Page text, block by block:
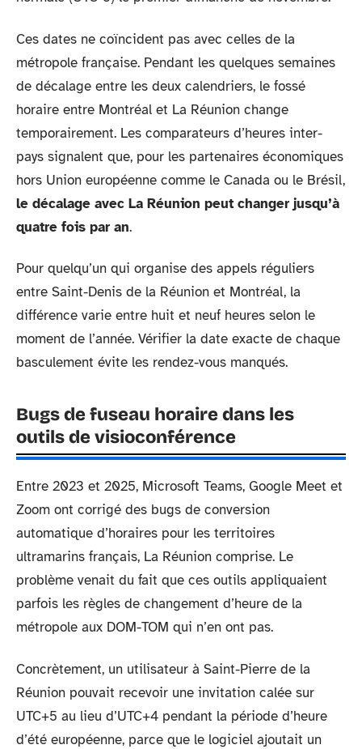
Ces dates ne coïncident pas avec celles de la
métropole française. Pendant les quelques semaines
de décalage entre les deux calendriers, le fossé
horaire entre Montréal et La Réunion change
temporairement. Les comparateurs d’heures inter-
pays signalent que, pour les partenaires économiques
hors Union européenne comme le Canada ou le Brésil,
le décalage avec La Réunion peut changer jusqu’à
quatre fois par an.
Pour quelqu’un qui organise des appels réguliers
entre Saint-Denis de la Réunion et Montréal, la
différence varie entre huit et neuf heures selon le
moment de l’année. Vérifier la date exacte de chaque
basculement évite les rendez-vous manqués.
Bugs de fuseau horaire dans les
outils de visioconférence
Entre 2023 et 2025, Microsoft Teams, Google Meet et
Zoom ont corrigé des bugs de conversion
automatique d’horaires pour les territoires
ultramarins français, La Réunion comprise. Le
problème venait du fait que ces outils appliquaient
parfois les règles de changement d’heure de la
métropole aux DOM-TOM qui n’en ont pas.
Concrètement, un utilisateur à Saint-Pierre de la
Réunion pouvait recevoir une invitation calée sur
UTC+5 au lieu d’UTC+4 pendant la période d’heure
d’été européenne, parce que le logiciel ajoutait un